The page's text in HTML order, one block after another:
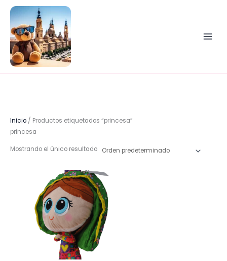
contenido
Inicio / Productos etiquetados “princesa”
princesa
Mostrando el único resultado